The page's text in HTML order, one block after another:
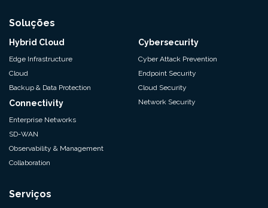
Soluções
Hybrid Cloud
Edge Infrastructure
Cloud
Backup & Data Protection
Connectivity
Enterprise Networks
SD-WAN
Observability & Management
Collaboration
Cybersecurity
Cyber Attack Prevention
Endpoint Security
Cloud Security
Network Security
Serviços